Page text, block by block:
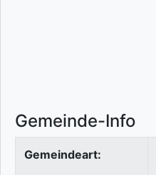
Gemeinde-Info
Gemeindeart: